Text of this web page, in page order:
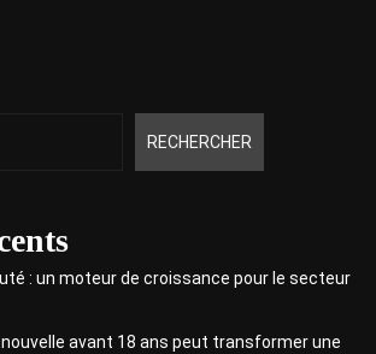
RECHERCHER
: un moteur de croissance pour le secteur
avant 18 ans peut transformer une